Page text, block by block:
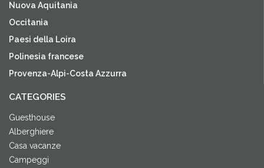
Nuova Aquitania
Occitania
Paesi della Loira
Polinesia francese
Provenza-Alpi-Costa Azzurra
CATEGORIES
Guesthouse
Alberghiere
Casa vacanze
Campeggi